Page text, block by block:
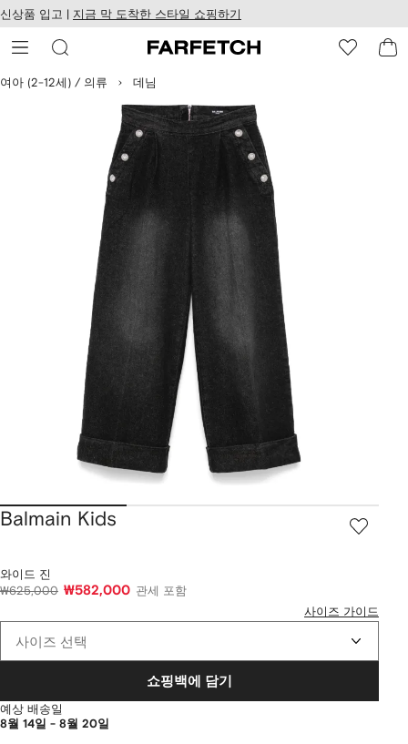
츠
건
뛰
치
웹
접
성
신상품 입고 | 지금 막 도착한 스타일 쇼핑하기
여아 (2-12세) / 의류 데님
Balmain Kids
와이드 진
₩625,000 ₩582,000 관세 포함
사이즈 가이드
사이즈 선택
쇼핑백에 담기
예상 배송일
8월 14일 - 8월 20일